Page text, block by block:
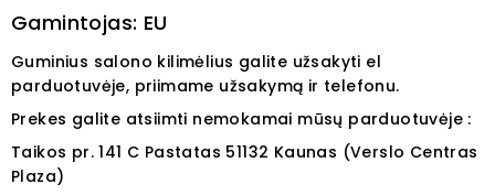
Gamintojas: EU
Guminius salono kilimėlius galite užsakyti el
parduotuvėje, priimame užsakymą ir telefonu.
Prekes galite atsiimti nemokamai mūsų parduotuvėje :
Taikos pr. 141 C Pastatas 51132 Kaunas (Verslo Centras
Plaza)